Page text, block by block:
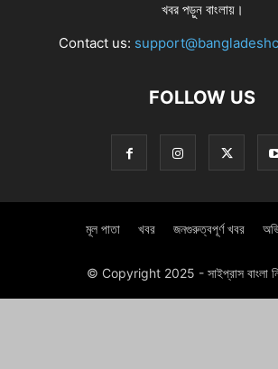
খবর পড়ুন বাংলায়।
Contact us:
FOLLOW US
মূল পাতা খবর জনগুরুত্বপূর্ণ খবর
© Copyright 2025 - সাইপ্রাস বাংলা